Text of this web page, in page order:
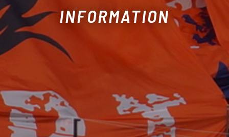
INFORMATION